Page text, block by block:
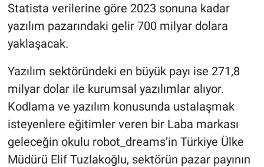
Statista verilerine göre 2023 sonuna kadar
yazılım pazarındaki gelir 700 milyar dolara
yaklaşacak.
Yazılım sektöründeki en büyük payı ise 271,8
milyar dolar ile kurumsal yazılımlar alıyor.
Kodlama ve yazılım konusunda ustalaşmak
isteyenlere eğitimler veren bir Laba markası
geleceğin okulu robot_dreams’in Türkiye Ülke
Müdürü Elif Tuzlakoğlu, sektörün pazar payının